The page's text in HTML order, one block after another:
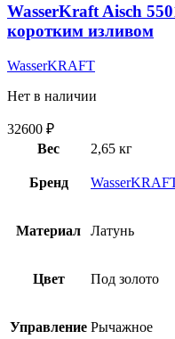
WasserKraft Aisch
коротким изливом
WasserKRAFT
Нет в наличии
32600 ₽
Вес
2,65 кг
Бренд
Материал Латунь
Цвет Под золото
Управление Рычажное